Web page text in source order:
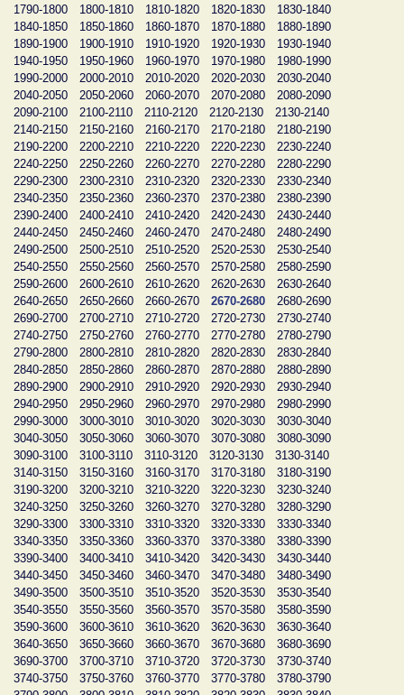
1790-1800
1800-1810 1810-1820 1820-1830
1830-1840
1840-1850
1850-1860 1860-1870 1870-1880
1880-1890
1890-1900
1900-1910 1910-1920 1920-1930
1930-1940
1940-1950
1950-1960 1960-1970 1970-1980
1980-1990
1990-2000
2000-2010 2010-2020 2020-2030
2030-2040
2040-2050
2050-2060 2060-2070 2070-2080
2080-2090
2090-2100
2100-2110 2110-2120 2120-2130
2130-2140
2140-2150
2150-2160 2160-2170 2170-2180
2180-2190
2190-2200
2200-2210 2210-2220 2220-2230
2230-2240
2240-2250
2250-2260 2260-2270 2270-2280
2280-2290
2290-2300
2300-2310 2310-2320 2320-2330
2330-2340
2340-2350
2350-2360 2360-2370 2370-2380
2380-2390
2390-2400
2400-2410 2410-2420 2420-2430
2430-2440
2440-2450
2450-2460 2460-2470 2470-2480
2480-2490
2490-2500
2500-2510 2510-2520 2520-2530
2530-2540
2540-2550
2550-2560 2560-2570 2570-2580
2580-2590
2590-2600
2600-2610 2610-2620 2620-2630
2630-2640
2640-2650
2650-2660 2660-2670 2670-2680
2680-2690
2690-2700
2700-2710 2710-2720 2720-2730
2730-2740
2740-2750
2750-2760 2760-2770 2770-2780
2780-2790
2790-2800
2800-2810 2810-2820 2820-2830
2830-2840
2840-2850
2850-2860 2860-2870 2870-2880
2880-2890
2890-2900
2900-2910 2910-2920 2920-2930
2930-2940
2940-2950
2950-2960 2960-2970 2970-2980
2980-2990
2990-3000
3000-3010 3010-3020 3020-3030
3030-3040
3040-3050
3050-3060 3060-3070 3070-3080
3080-3090
3090-3100
3100-3110 3110-3120 3120-3130
3130-3140
3140-3150
3150-3160 3160-3170 3170-3180
3180-3190
3190-3200
3200-3210 3210-3220 3220-3230
3230-3240
3240-3250
3250-3260 3260-3270 3270-3280
3280-3290
3290-3300
3300-3310 3310-3320 3320-3330
3330-3340
3340-3350
3350-3360 3360-3370 3370-3380
3380-3390
3390-3400
3400-3410 3410-3420 3420-3430
3430-3440
3440-3450
3450-3460 3460-3470 3470-3480
3480-3490
3490-3500
3500-3510 3510-3520 3520-3530
3530-3540
3540-3550
3550-3560 3560-3570 3570-3580
3580-3590
3590-3600
3600-3610 3610-3620 3620-3630
3630-3640
3640-3650
3650-3660 3660-3670 3670-3680
3680-3690
3690-3700
3700-3710 3710-3720 3720-3730
3730-3740
3740-3750
3750-3760 3760-3770 3770-3780
3780-3790